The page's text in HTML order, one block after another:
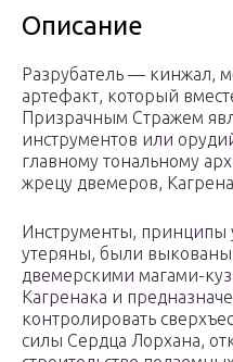
Описание
Разрубатель — кинжал,
артефакт, который
Призрачным Стражем
инструментов или
главному тональному
жрецу двемеров,
Инструменты, принципы
утеряны, были
двемерскими магами-
Кагренака и
контролировать
силы Сердца Лорхана,